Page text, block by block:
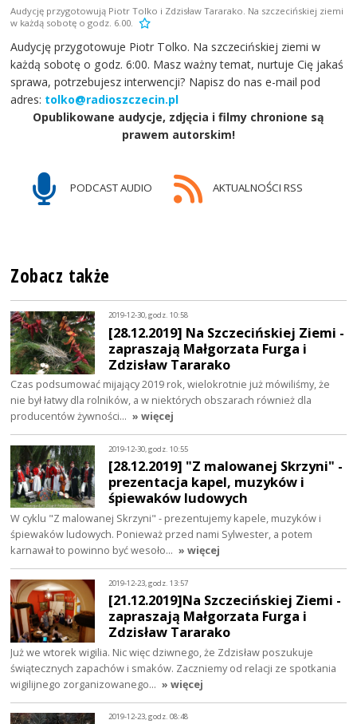
Audycję przygotowują Piotr Tolko i Zdzisław Tararako. Na szczecińskiej ziemi
w każdą sobotę o godz. 6.00.
Audycję przygotowuje Piotr Tolko. Na szczecińskiej ziemi w
każdą sobotę o godz. 6:00. Masz ważny temat, nurtuje Cię jakaś
sprawa, potrzebujesz interwencji? Napisz do nas e-mail pod
adres: tolko@radioszczecin.pl
Opublikowane audycje, zdjęcia i filmy chronione są
prawem autorskim!
PODCAST AUDIO AKTUALNOŚCI RSS
Zobacz także
2019-12-30, godz. 10:58
[28.12.2019] Na Szczecińskiej Ziemi -
zapraszają Małgorzata Furga i
Zdzisław Tararako
Czas podsumować mijający 2019 rok, wielokrotnie już mówiliśmy, że
nie był łatwy dla rolników, a w niektórych obszarach również dla
producentów żywności… » więcej
2019-12-30, godz. 10:55
[28.12.2019] "Z malowanej Skrzyni" -
prezentacja kapel, muzyków i
śpiewaków ludowych
W cyklu "Z malowanej Skrzyni" - prezentujemy kapele, muzyków i
śpiewaków ludowych. Ponieważ przed nami Sylwester, a potem
karnawał to powinno być wesoło… » więcej
2019-12-23, godz. 13:57
[21.12.2019]Na Szczecińskiej Ziemi -
zapraszają Małgorzata Furga i
Zdzisław Tararako
Już we wtorek wigilia. Nic więc dziwnego, że Zdzisław poszukuje
świątecznych zapachów i smaków. Zaczniemy od relacji ze spotkania
wigilijnego zorganizowanego… » więcej
2019-12-23, godz. 08:48